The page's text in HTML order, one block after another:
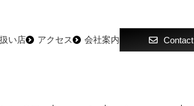
い店 アクセス 会社案内 Contact